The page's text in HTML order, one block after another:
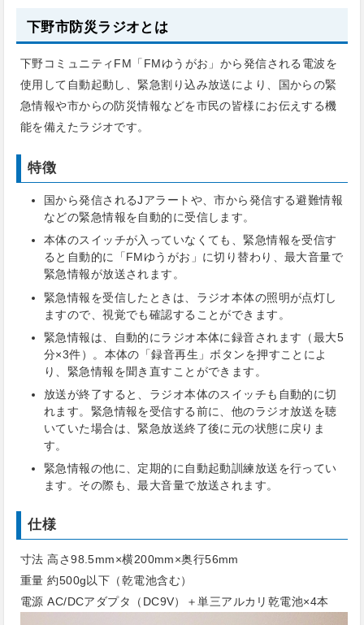
下野市防災ラジオとは
下野コミュニティFM「FMゆうがお」から発信される電波を
使用して自動起動し、緊急割り込み放送により、国からの緊
急情報や市からの防災情報などを市民の皆様にお伝えする機
能を備えたラジオです。
特徴
国から発信されるJアラートや、市から発信する避難情報
などの緊急情報を自動的に受信します。
本体のスイッチが入っていなくても、緊急情報を受信す
ると自動的に「FMゆうがお」に切り替わり、最大音量で
緊急情報が放送されます。
緊急情報を受信したときは、ラジオ本体の照明が点灯し
ますので、視覚でも確認することができます。
緊急情報は、自動的にラジオ本体に録音されます（最大5
分×3件）。本体の「録音再生」ボタンを押すことによ
り、緊急情報を聞き直すことができます。
放送が終了すると、ラジオ本体のスイッチも自動的に切
れます。緊急情報を受信する前に、他のラジオ放送を聴
いていた場合は、緊急放送終了後に元の状態に戻りま
す。
緊急情報の他に、定期的に自動起動訓練放送を行ってい
ます。その際も、最大音量で放送されます。
仕様
寸法 高さ98.5mm×横200mm×奥行56mm
重量 約500g以下（乾電池含む）
電源 AC/DCアダプタ（DC9V）＋単三アルカリ乾電池×4本